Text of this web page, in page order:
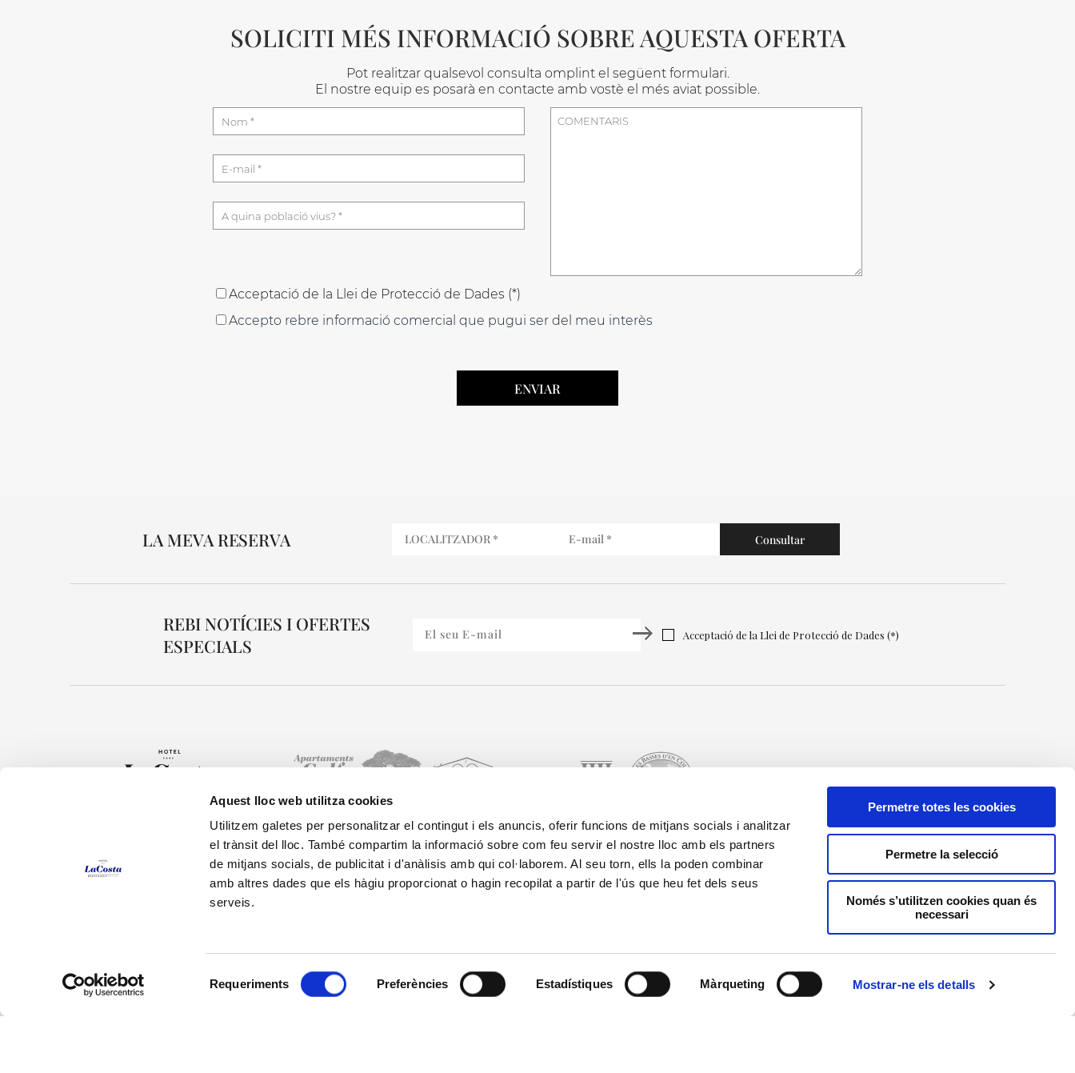
Aquest lloc web utilitza cookies
Utilitzem galetes per personalitzar el contingut i els anuncis, oferir funcions de mitjans socials i analitzar
el trànsit del lloc. També compartim la informació sobre com feu servir el nostre lloc amb els partners
de mitjans socials, de publicitat i d'anàlisis amb qui col·laborem. Al seu torn, ells la poden combinar
amb altres dades que els hàgiu proporcionat o hagin recopilat a partir de l'ús que heu fet dels seus
serveis.
Requeriments Preferències Estadístiques Màrqueting Mostrar-ne els detalls
Permetre totes les cookies
Permetre la selecció
Només s’utilitzen cookies quan és
necessari
SOLICITI MÉS INFORMACIÓ SOBRE AQUESTA OFERTA
Pot realitzar qualsevol consulta omplint el següent formulari.
El nostre equip es posarà en contacte amb vostè el més aviat possible.
Acceptació de la Llei de Protecció de Dades (*)
Accepto rebre informació comercial que pugui ser del meu interès
LA MEVA RESERVA
REBI NOTÍCIES I OFERTES
ESPECIALS
Acceptació de la Llei de Protecció de Dades (*)
Carrer Arenals de Mar, 36 PALS
Hotel
Habitacions
Serveis
Activitats
Golf
Empreses
Ofertes
Galeria
Situació
Contactar
Reservar
Sostenibilitat
© 2024 Resort la Costa
Privacitat